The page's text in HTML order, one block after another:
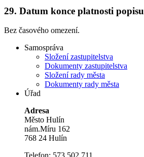
29. Datum konce platnosti popisu
Bez časového omezení.
Samospráva
Složení zastupitelstva
Dokumenty zastupitelstva
Složení rady města
Dokumenty rady města
Úřad
Adresa
Město Hulín
nám.Míru 162
768 24 Hulín